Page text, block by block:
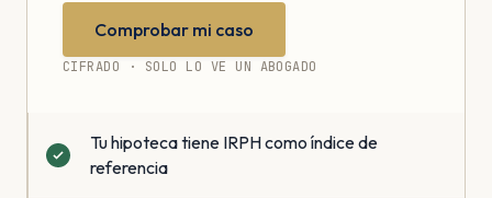
Comprobar mi caso
CIFRADO · SOLO LO VE UN ABOGADO
Tu hipoteca tiene IRPH como índice de
referencia